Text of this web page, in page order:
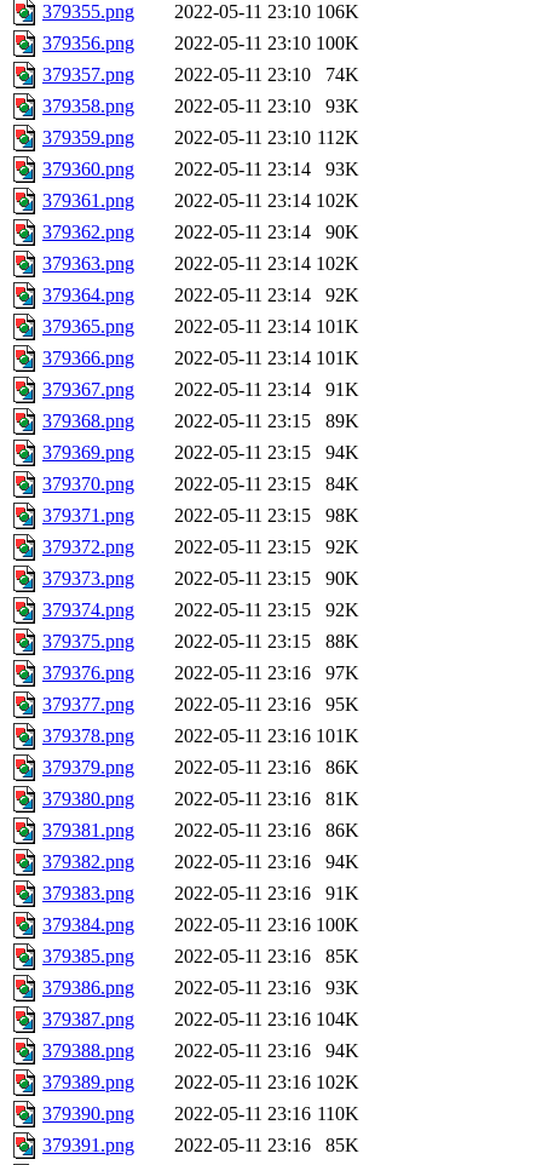
379355.png 2022-05-11 23:10 106K
379356.png
2022-05-11 23:10 100K
379357.png
2022-05-11 23:10
74K
379358.png
2022-05-11 23:10
93K
379359.png
2022-05-11 23:10 112K
379360.png
2022-05-11 23:14
93K
379361.png
2022-05-11 23:14 102K
379362.png
2022-05-11 23:14
90K
379363.png
2022-05-11 23:14 102K
379364.png
2022-05-11 23:14
92K
379365.png
2022-05-11 23:14 101K
379366.png
2022-05-11 23:14 101K
379367.png
2022-05-11 23:14
91K
379368.png
2022-05-11 23:15
89K
379369.png
2022-05-11 23:15
94K
379370.png
2022-05-11 23:15
84K
379371.png
2022-05-11 23:15
98K
379372.png
2022-05-11 23:15
92K
379373.png
2022-05-11 23:15
90K
379374.png
2022-05-11 23:15
92K
379375.png
2022-05-11 23:15
88K
379376.png
2022-05-11 23:16
97K
379377.png
2022-05-11 23:16
95K
379378.png
2022-05-11 23:16 101K
379379.png
2022-05-11 23:16
86K
379380.png
2022-05-11 23:16
81K
379381.png
2022-05-11 23:16
86K
379382.png
2022-05-11 23:16
94K
379383.png
2022-05-11 23:16
91K
379384.png
2022-05-11 23:16 100K
379385.png
2022-05-11 23:16
85K
379386.png
2022-05-11 23:16
93K
379387.png
2022-05-11 23:16 104K
379388.png
2022-05-11 23:16
94K
379389.png
2022-05-11 23:16 102K
379390.png
2022-05-11 23:16 110K
379391.png
2022-05-11 23:16
85K